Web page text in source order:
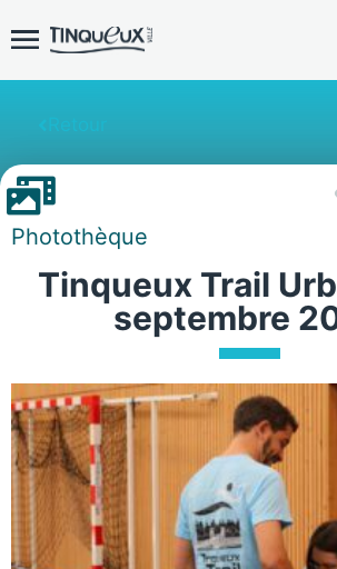
Photothèque
Tinqueux Trail
septembre